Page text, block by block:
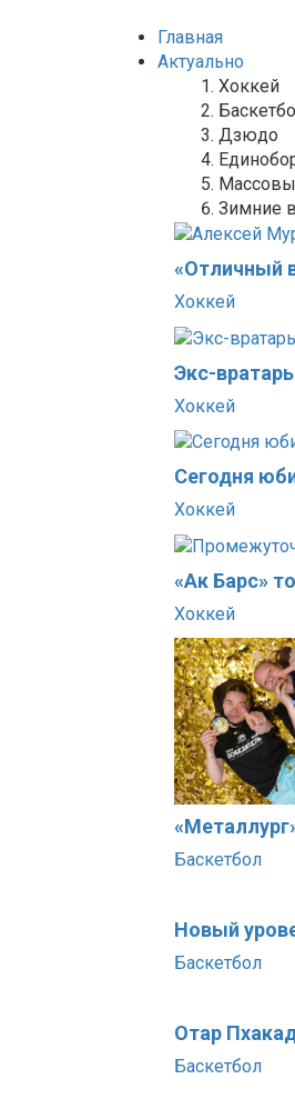
Главная
Актуально
Хоккей
Дзюдо
Зимние
«Отличный
Хоккей
Экс-
Хоккей
Сегодня
Хоккей
«Ак Барс»
Хоккей
Баскетбол
Новый
Баскетбол
Отар
Баскетбол